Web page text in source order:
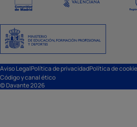
Aviso LegalPolítica de privacidadPolítica de
Código y canal ético
© Davante 2026